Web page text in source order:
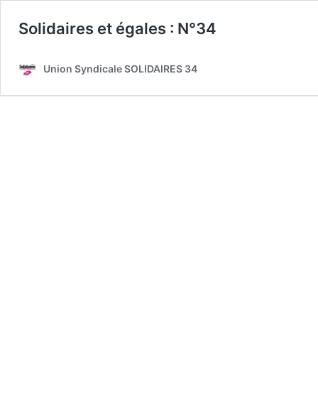
Solidaires et égales : N°34
Union Syndicale SOLIDAIRES 34